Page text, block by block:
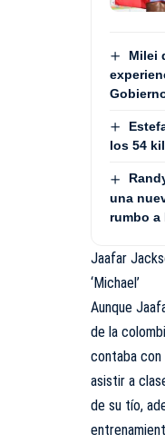
Milei
los 54
una
rumbo a
Jaafar
‘Michael’
Aunque
de la
contaba
asistir a
de su tío,